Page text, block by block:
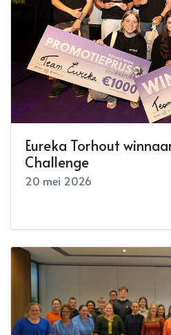
Eureka Torhout
Challenge
20 mei 2026